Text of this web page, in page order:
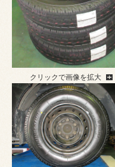
クリックで画像を拡大